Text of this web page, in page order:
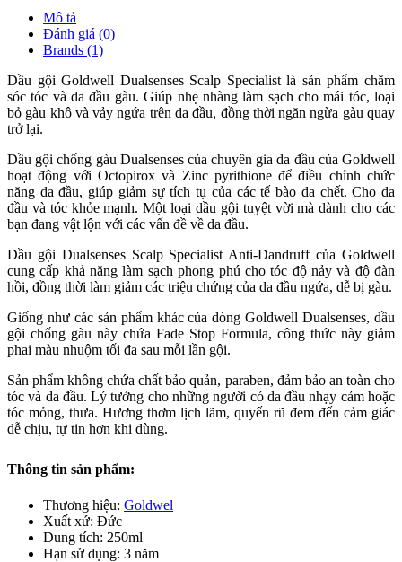
Mô tả
Đánh giá (0)
Brands (1)
Dầu gội Goldwell Dualsenses Scalp Specialist là sản phẩm chăm
sóc tóc và da đầu gàu. Giúp nhẹ nhàng làm sạch cho mái tóc, loại
bỏ gàu khô và vảy ngứa trên da đầu, đồng thời ngăn ngừa gàu quay
trở lại.
Dầu gội chống gàu Dualsenses của chuyên gia da đầu của Goldwell
hoạt động với Octopirox và Zinc pyrithione để điều chỉnh chức
năng da đầu, giúp giảm sự tích tụ của các tế bào da chết. Cho da
đầu và tóc khỏe mạnh. Một loại dầu gội tuyệt vời mà dành cho các
bạn đang vật lộn với các vấn đề về da đầu.
Dầu gội Dualsenses Scalp Specialist Anti-Dandruff của Goldwell
cung cấp khả năng làm sạch phong phú cho tóc độ nảy và độ đàn
hồi, đồng thời làm giảm các triệu chứng của da đầu ngứa, dễ bị gàu.
Giống như các sản phẩm khác của dòng Goldwell Dualsenses, dầu
gội chống gàu này chứa Fade Stop Formula, công thức này giảm
phai màu nhuộm tối đa sau mỗi lần gội.
Sản phẩm không chứa chất bảo quản, paraben, đảm bảo an toàn cho
tóc và da đầu. Lý tưởng cho những người có da đầu nhạy cảm hoặc
tóc mỏng, thưa. Hương thơm lịch lãm, quyến rũ đem đến cảm giác
dễ chịu, tự tin hơn khi dùng.
Thông tin sản phẩm:
Thương hiệu: Goldwel
Xuất xứ: Đức
Dung tích: 250ml
Hạn sử dụng: 3 năm